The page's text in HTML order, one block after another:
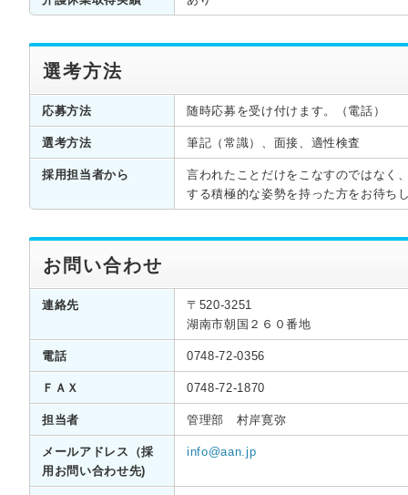
選考方法
応募方法 随時応募を受け付けます。（電話）
選考方法 筆記（常識）、面接、適性検査
採用担当者から
言われたことだけをこなすのではなく
する積極的な姿勢を持った方をお待ち
お問い合わせ
連絡先
〒520-3251
湖南市朝国２６０番地
電話 0748-72-0356
ＦＡＸ 0748-72-1870
担当者 管理部 村岸寛弥
メールアドレス（採
用お問い合わせ先)
info@aan.jp